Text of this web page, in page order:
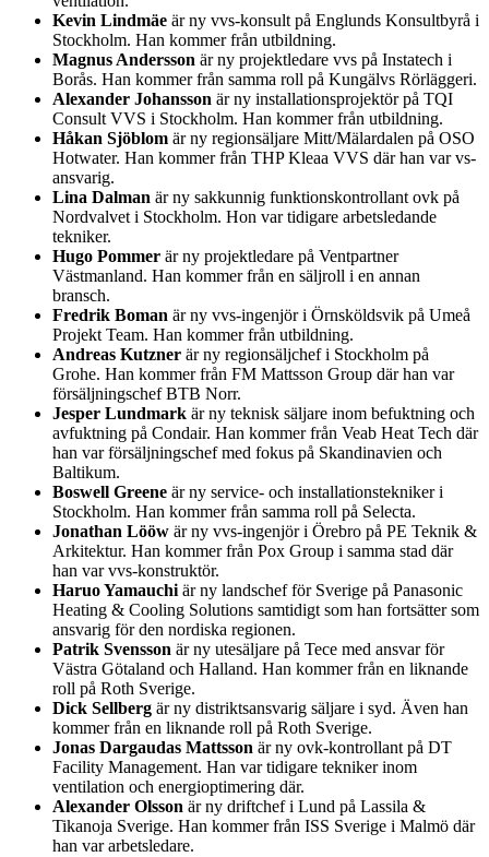
Kevin Lindmäe är ny vvs-konsult på Englunds Konsultbyrå i
Stockholm. Han kommer från utbildning.
Magnus Andersson är ny projektledare vvs på Instatech i
Borås. Han kommer från samma roll på Kungälvs Rörläggeri.
Alexander Johansson är ny installationsprojektör på TQI
Consult VVS i Stockholm. Han kommer från utbildning.
Håkan Sjöblom är ny regionsäljare Mitt/Mälardalen på OSO
Hotwater. Han kommer från THP Kleaa VVS där han var vs-
ansvarig.
Lina Dalman är ny sakkunnig funktionskontrollant ovk på
Nordvalvet i Stockholm. Hon var tidigare arbetsledande
tekniker.
Hugo Pommer är ny projektledare på Ventpartner
Västmanland. Han kommer från en säljroll i en annan
bransch.
Fredrik Boman är ny vvs-ingenjör i Örnsköldsvik på Umeå
Projekt Team. Han kommer från utbildning.
Andreas Kutzner är ny regionsäljchef i Stockholm på
Grohe. Han kommer från FM Mattsson Group där han var
försäljningschef BTB Norr.
Jesper Lundmark är ny teknisk säljare inom befuktning och
avfuktning på Condair. Han kommer från Veab Heat Tech där
han var försäljningschef med fokus på Skandinavien och
Baltikum.
Boswell Greene är ny service- och installationstekniker i
Stockholm. Han kommer från samma roll på Selecta.
Jonathan Lööw är ny vvs-ingenjör i Örebro på PE Teknik &
Arkitektur. Han kommer från Pox Group i samma stad där
han var vvs-konstruktör.
Haruo Yamauchi är ny landschef för Sverige på Panasonic
Heating & Cooling Solutions samtidigt som han fortsätter som
ansvarig för den nordiska regionen.
Patrik Svensson är ny utesäljare på Tece med ansvar för
Västra Götaland och Halland. Han kommer från en liknande
roll på Roth Sverige.
Dick Sellberg är ny distriktsansvarig säljare i syd. Även han
kommer från en liknande roll på Roth Sverige.
Jonas Dargaudas Mattsson är ny ovk-kontrollant på DT
Facility Management. Han var tidigare tekniker inom
ventilation och energioptimering där.
Alexander Olsson är ny driftchef i Lund på Lassila &
Tikanoja Sverige. Han kommer från ISS Sverige i Malmö där
han var arbetsledare.